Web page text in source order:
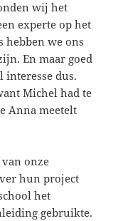
wij het
experte op het
hebben we ons
En maar goed
interesse dus.
Michel had te
Anna meetelt
onze
hun project
het
gebruikte.